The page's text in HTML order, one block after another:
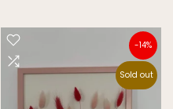
-14%
Sold out